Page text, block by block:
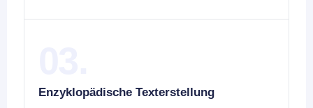
Enzyklopädische Texterstellung